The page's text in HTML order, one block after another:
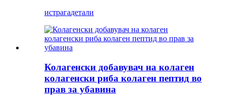
истрагадетали
Колагенски добавувач на колаген
колагенски риба колаген пептид во
прав за убавина